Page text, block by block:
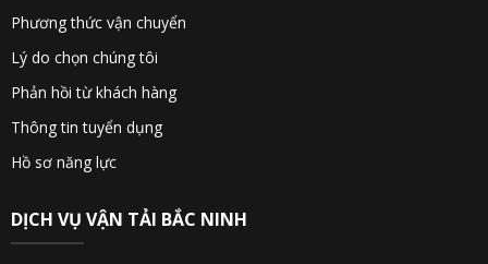
Phương thức vận chuyển
Lý do chọn chúng tôi
Phản hồi từ khách hàng
Thông tin tuyển dụng
Hồ sơ năng lực
DỊCH VỤ VẬN TẢI BẮC NINH